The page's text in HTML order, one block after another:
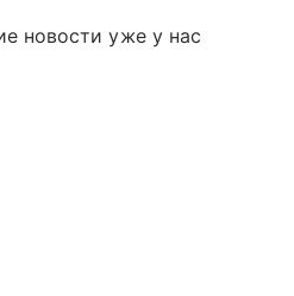
новости уже у нас